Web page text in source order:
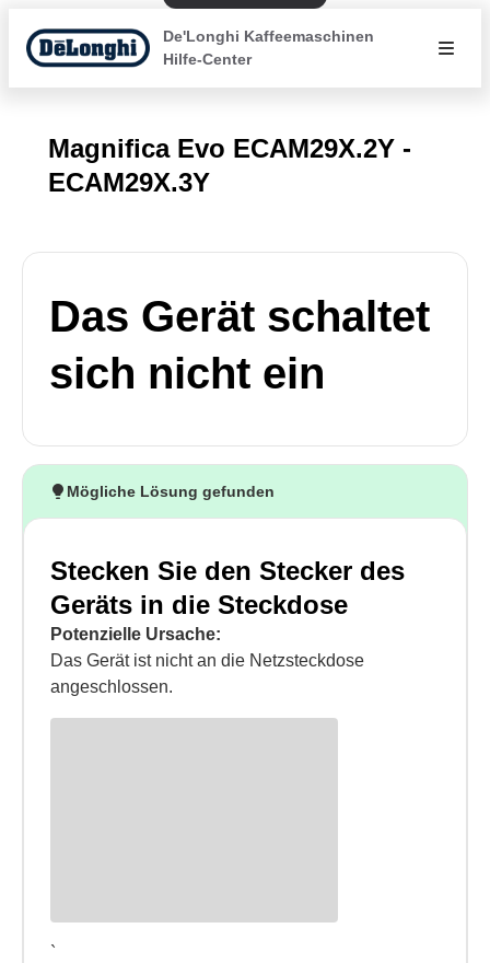
De'Longhi Kaffeemaschinen
Hilfe-Center
Magnifica Evo ECAM29X.2Y -
ECAM29X.3Y
Das Gerät schaltet
sich nicht ein
Mögliche Lösung gefunden
Stecken Sie den Stecker des
Geräts in die Steckdose
Potenzielle Ursache:
Das Gerät ist nicht an die Netzsteckdose
angeschlossen.
`